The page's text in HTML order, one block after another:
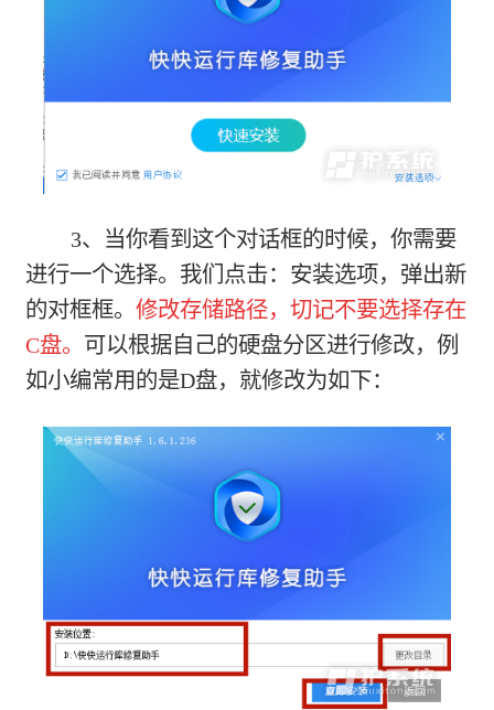
3、当你看到这个对话框的时候，你需要
进行一个选择。我们点击：安装选项，弹出新
的对框框。修改存储路径，切记不要选择存在
C盘。 可以根据自己的硬盘分区进行修改，例
如小编常用的是D盘，就修改为如下：